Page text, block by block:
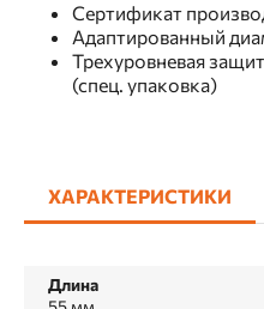
Сертификат
Адаптированный
Трехуровневая
(спец. упаковка)
ХАРАКТЕРИСТИКИ
Длина